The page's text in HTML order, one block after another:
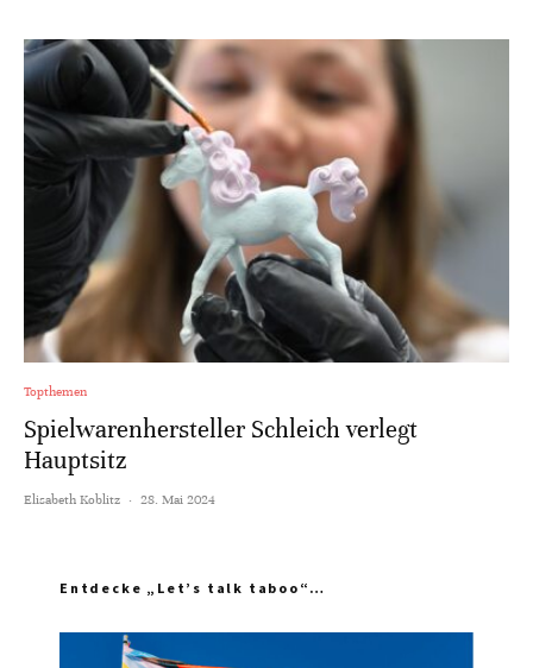
Topthemen
Spielwarenhersteller Schleich verlegt
Hauptsitz
Elisabeth Koblitz · 28. Mai 2024
Entdecke „Let’s talk taboo“…